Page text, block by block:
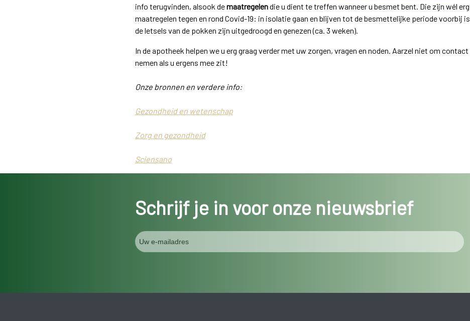
info terugvinden, alsook demaatregelendie u dient te treffen wanneer u besmet bent. Die zijn wél
maatregelen tegen en rond Covid-19: in isolatie gaan en blijven tot de besmettelijke periode voorbij
de letsels van de pokken zijn uitgedroogd en genezen (ca. 3 weken).
In de apotheek helpen we u erg graag verder met uw zorgen, vragen en noden. Aarzel niet om
nemen als u ergens mee zit!
Onze bronnen en verdere info:
Gezondheid en wetenschap
Zorg en gezondheid
Sciensano
Schrijf je in voor onze nieuwsbrief